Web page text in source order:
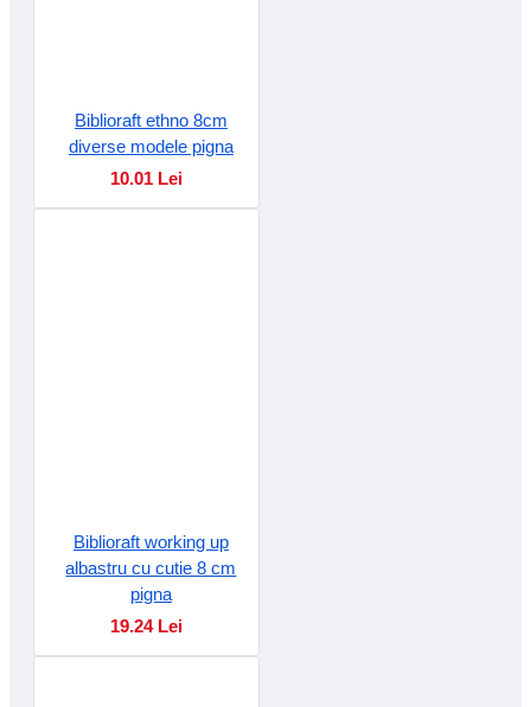
Biblioraft ethno 8cm
diverse modele pigna
10.01 Lei
Biblioraft working up
albastru cu cutie 8 cm
pigna
19.24 Lei